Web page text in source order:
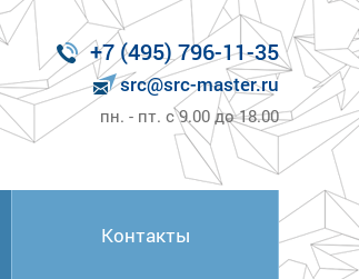
+7 (495) 796-11-35
src@src-master.ru
пн. - пт. с 9.00 до 18.00
Контакты